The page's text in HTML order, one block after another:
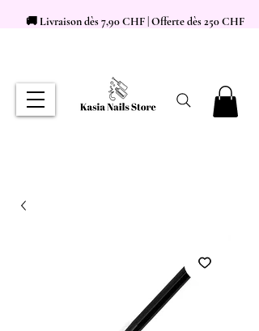
🚚 Livraison dès 7,90 CHF | Offerte dès 250 CHF